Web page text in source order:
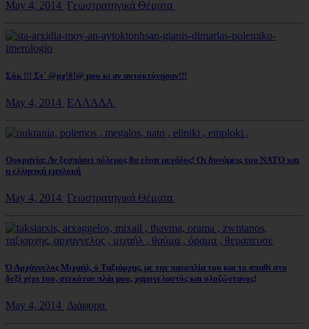
May 4, 2014 Γεωστρατηγικά Θέματα
Σόκ !!! Στ΄ @ρχ!δ!@ μου κι αν αυτοκτόνησαν!!!
May 4, 2014 ΕΛΛΑΔΑ
Ουκρανία: Αν ξεσπάσει πόλεμος θα είναι μεγάλος! Οι δυνάμεις του NATO και
η ελληνική εμπλοκή
May 4, 2014 Γεωστρατηγικά Θέματα
Ό Αρχάγγελος Μιχαήλ, ό Ταξιάρχης, με την πανοπλία του και το σπαθί στο
δεξί χέρι του, στεκόταν πλάι μου, χαμογελαστός και ολοζώντανος!
May 4, 2014 Διάφορα